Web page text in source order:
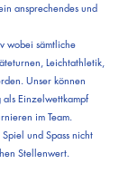
ansprechendes und
wobei sämtliche
Leichtathletik,
Unser können
Einzelwettkampf
im Team.
und Spass nicht
Stellenwert.